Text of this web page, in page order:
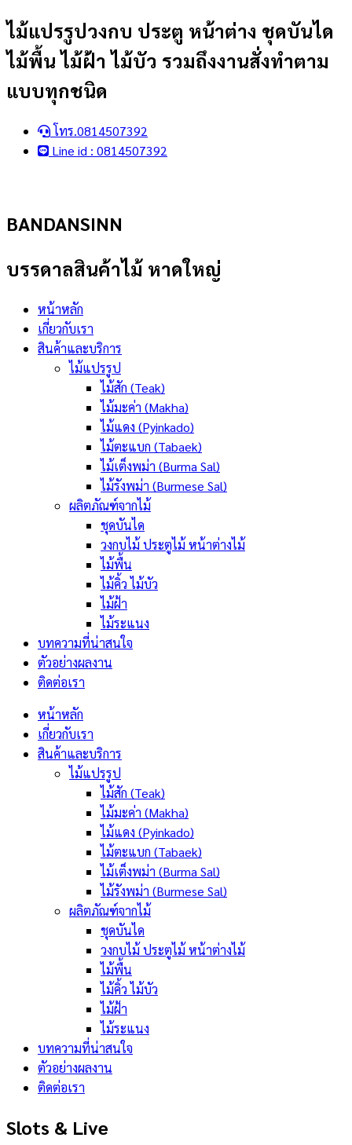
Skip
content
ไม้แปรรูปวงกบ ประตู หน้าต่าง ชุดบันได
ไม้พื้น ไม้ฝ้า ไม้บัว รวมถึงงานสั่งทำตาม
แบบทุกชนิด
โทร.0814507392
Line id : 0814507392
BANDANSINN
บรรดาลสินค้าไม้ หาดใหญ่
หน้าหลัก
เกี่ยวกับเรา
สินค้าและบริการ
ไม้แปรรูป
ไม้สัก (Teak)
ไม้มะค่า (Makha)
ไม้แดง (Pyinkado)
ไม้ตะแบก (Tabaek)
ไม้เต็งพม่า (Burma Sal)
ไม้รังพม่า (Burmese Sal)
ผลิตภัณฑ์จากไม้
ชุดบันได
วงกบไม้ ประตูไม้ หน้าต่างไม้
ไม้พื้น
ไม้คิ้ว ไม้บัว
ไม้ฝ้า
ไม้ระแนง
บทความที่น่าสนใจ
ตัวอย่างผลงาน
ติดต่อเรา
หน้าหลัก
เกี่ยวกับเรา
สินค้าและบริการ
ไม้แปรรูป
ไม้สัก (Teak)
ไม้มะค่า (Makha)
ไม้แดง (Pyinkado)
ไม้ตะแบก (Tabaek)
ไม้เต็งพม่า (Burma Sal)
ไม้รังพม่า (Burmese Sal)
ผลิตภัณฑ์จากไม้
ชุดบันได
วงกบไม้ ประตูไม้ หน้าต่างไม้
ไม้พื้น
ไม้คิ้ว ไม้บัว
ไม้ฝ้า
ไม้ระแนง
บทความที่น่าสนใจ
ตัวอย่างผลงาน
ติดต่อเรา
Slots & Live